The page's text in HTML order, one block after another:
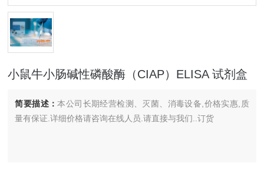
小鼠牛小肠碱性磷酸酶（CIAP）ELISA 试剂盒
简要描述：本公司长期经营检测、灭菌、消毒设备,价格实惠,质
量有保证.详细价格请咨询在线人员.请直接与我们..订货